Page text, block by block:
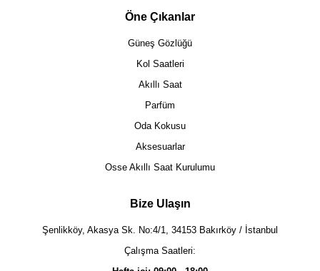
Öne Çıkanlar
Güneş Gözlüğü
Kol Saatleri
Akıllı Saat
Parfüm
Oda Kokusu
Aksesuarlar
Osse Akıllı Saat Kurulumu
Bize Ulaşın
Şenlikköy, Akasya Sk. No:4/1, 34153 Bakırköy / İstanbul
Çalışma Saatleri: